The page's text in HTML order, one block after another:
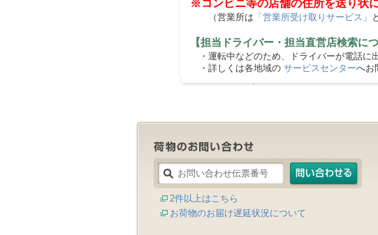
※コンビニ等の店舗の住所を送り状
（営業所は 「営業所受け取りサービス」
【担当ドライバー・担当直営店検索につ
・運転中などのため、ドライバーが電話に
・詳しくは各地域の サービスセンターへお
2件以上はこちら
お荷物のお届け遅延状況について